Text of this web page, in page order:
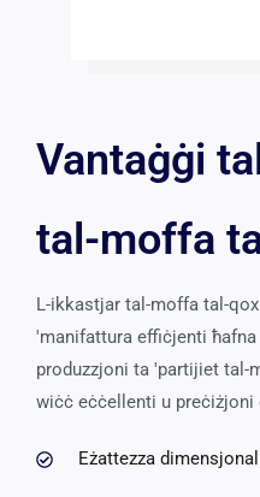
Vantaġġi
tal-moffa
L-ikkastjar tal-moffa tal-
'manifattura effiċjenti ħafna
produzzjoni ta 'partijiet tal-
wiċċ eċċellenti u preċiżjoni
Eżattezza